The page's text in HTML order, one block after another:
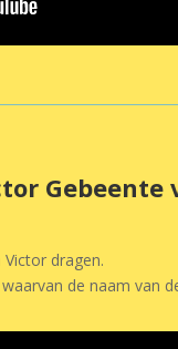
dragen.
de naam van